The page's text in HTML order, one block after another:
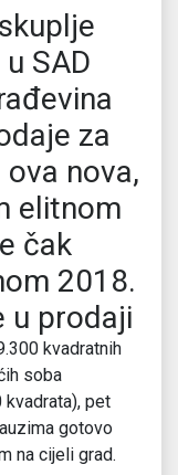
SAD
za
nova,
elitnom
čak
2018.
u prodaji
kvadratnih
soba
kvadrata), pet
gotovo
na cijeli grad.